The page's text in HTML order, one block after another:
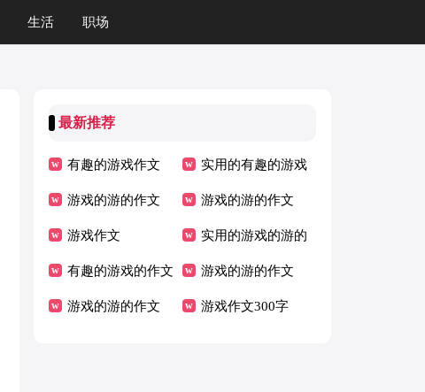
生活 职场
最新推荐
有趣的游戏作文 实用的有趣的游戏
的作文
游戏的游的作文 游戏的游的作文
游戏作文 实用的游戏的游的
作文
有趣的游戏的作文 游戏的游的作文
游戏的游的作文 游戏作文300字